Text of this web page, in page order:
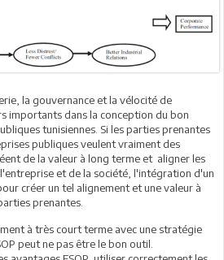
la gouvernance et la vélocité de
importants dans la conception du bon
tunisiennes. Si les parties prenantes
publiques veulent vraiment des
de la valeur à long terme et aligner les
et de la société, l'intégration d'un
créer un tel alignement et une valeur à
prenantes.
à très court terme avec une stratégie
peut ne pas être le bon outil.